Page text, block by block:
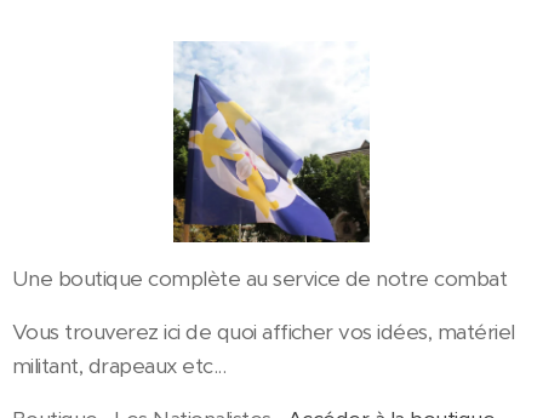
Une boutique complète au service de notre combat
Vous trouverez ici de quoi afficher vos idées, matériel
militant, drapeaux etc...